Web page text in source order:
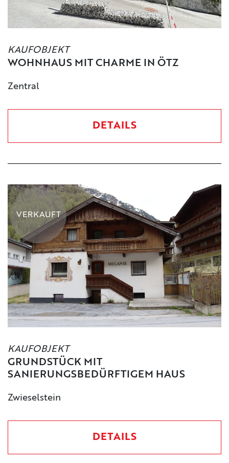
KAUFOBJEKT
WOHNHAUS MIT CHARME IN ÖTZ
Zentral
DETAILS
VERKAUFT
KAUFOBJEKT
GRUNDSTÜCK MIT
SANIERUNGSBEDÜRFTIGEM HAUS
Zwieselstein
DETAILS